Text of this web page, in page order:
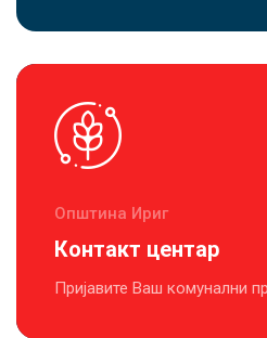
Општина Ириг
Контакт центар
Пријавите Ваш комунални